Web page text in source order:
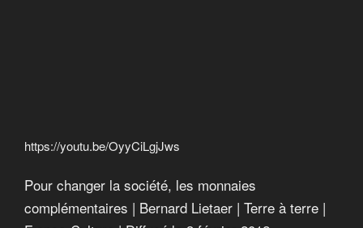
https://youtu.be/OyyCiLgjJws
Pour changer la société, les monnaies
complémentaires | Bernard Lietaer | Terre à terre |